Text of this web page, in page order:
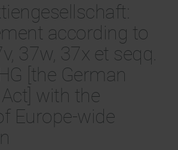
according to
37w, 37x et seqq.
[the German
with the
Europe-wide